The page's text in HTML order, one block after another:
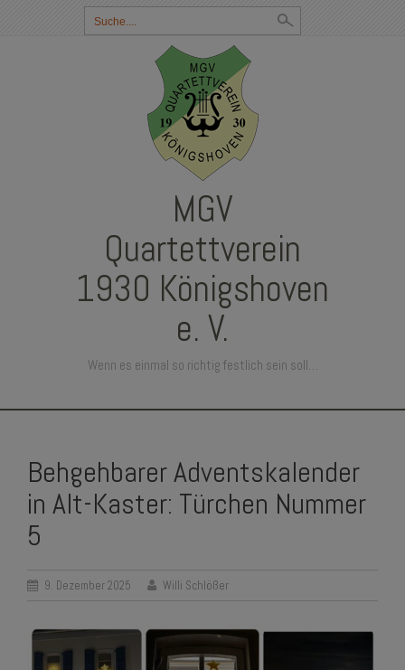
Suchbegriff
eingeben:
MGV
Quartettverein
1930 Königshoven
e. V.
Wenn es einmal so richtig festlich sein soll…
CONTENT
Behgehbarer Adventskalender
in Alt-Kaster: Türchen Nummer
5
9. Dezember 2025 Willi Schlößer